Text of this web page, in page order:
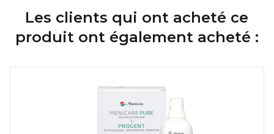
Les clients qui ont acheté ce
produit ont également acheté :